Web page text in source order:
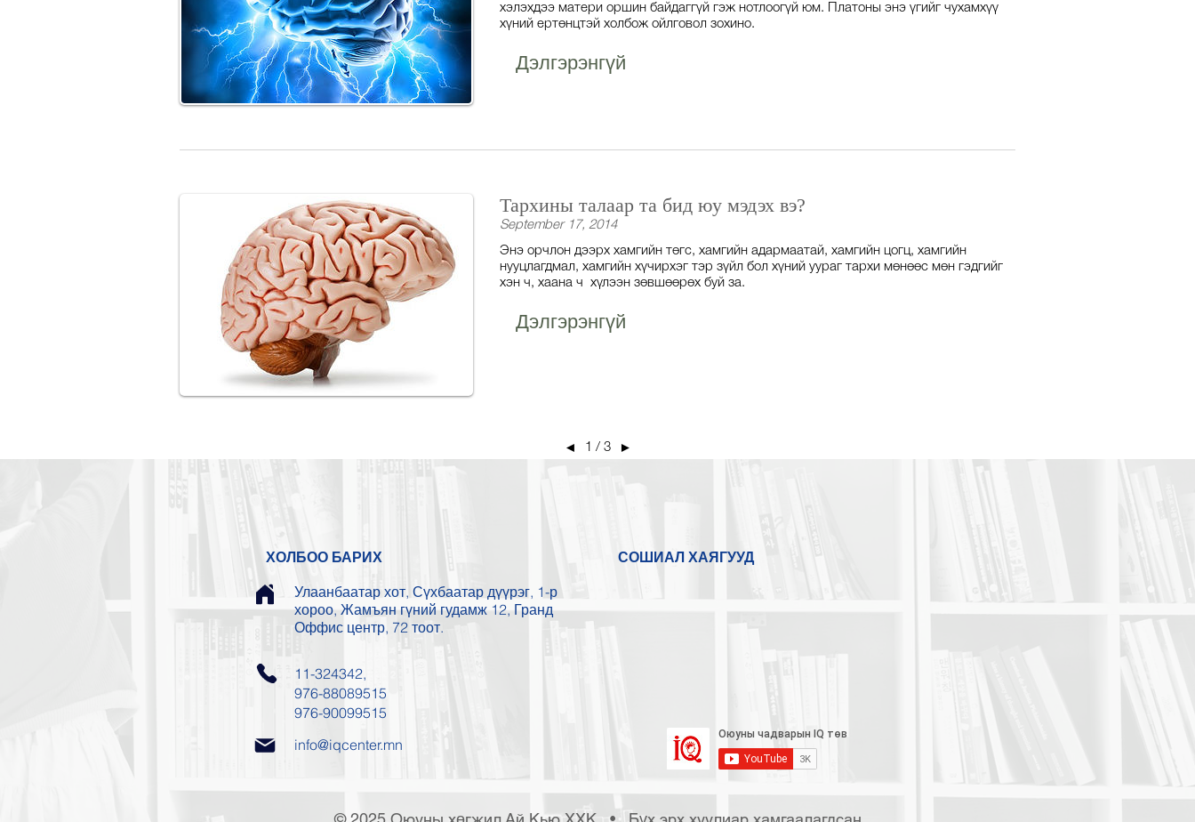
хэлэхдээ матери оршин байдаггүй гэж нотлоогүй юм. Платоны энэ үгийг чухамхүү
хүний ертөнцтэй холбож ойлговол зохино.
Дэлгэрэнгүй
Тархины талаар та бид юу мэдэх вэ?
September 17, 2014
Энэ орчлон дээрх хамгийн төгс, хамгийн адармаатай, хамгийн цогц, хамгийн
нууцлагдмал, хамгийн хүчирхэг тэр зүйл бол хүний уураг тархи мөнөөс мөн гэдгийг
хэн ч, хаана ч хүлээн зөвшөөрөх буй за.
Дэлгэрэнгүй
◄ 1 / 3 ►
ХОЛБОО БАРИХ
11-324342,
976-88089515
976-90099515
info@iqcenter.mn
Улаанбаатар хот, Сүхбаатар дүүрэг, 1-р
хороо, Жамъян гүний гудамж 12, Гранд
Оффис центр, 72 тоот.
СОШИАЛ ХАЯГУУД